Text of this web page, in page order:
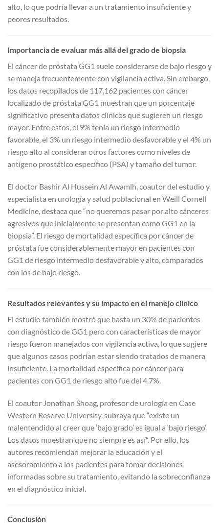
alto, lo que podría llevar a un tratamiento insuficiente y
peores resultados.
Importancia de evaluar más allá del grado de biopsia
El cáncer de próstata GG1 suele considerarse de bajo riesgo y
se maneja frecuentemente con vigilancia activa. Sin embargo,
los datos recopilados de 117,162 pacientes con cáncer
localizado de próstata GG1 muestran que un porcentaje
significativo presenta datos clínicos que sugieren un riesgo
mayor. Entre estos, el 9% tenía un riesgo intermedio
favorable, el 3% un riesgo intermedio desfavorable y el 4% un
riesgo alto al considerar otros factores como niveles de
antígeno prostático específico (PSA) y tamaño del tumor.
El doctor Bashir Al Hussein Al Awamlh, coautor del estudio y
especialista en urología y salud poblacional en Weill Cornell
Medicine, destaca que “no queremos pasar por alto cánceres
agresivos que inicialmente se presentan como GG1 en la
biopsia”. El riesgo de mortalidad específica por cáncer de
próstata fue considerablemente mayor en pacientes con
GG1 de riesgo intermedio desfavorable y alto, comparados
con los de bajo riesgo.
Resultados relevantes y su impacto en el manejo clínico
El estudio también mostró que hasta un 30% de pacientes
con diagnóstico de GG1 pero con características de mayor
riesgo fueron manejados con vigilancia activa, lo que sugiere
que algunos casos podrían estar siendo tratados de manera
insuficiente. La mortalidad específica por cáncer para
pacientes con GG1 de riesgo alto fue del 4.7%.
El coautor Jonathan Shoag, profesor de urología en Case
Western Reserve University, subraya que “existe un
malentendido al creer que ‘bajo grado’ es igual a ‘bajo riesgo’.
Los datos muestran que no siempre es así”. Por ello, los
autores recomiendan mejorar la educación y el
asesoramiento a los pacientes para tomar decisiones
informadas sobre su tratamiento, evitando la sobreconfianza
en el diagnóstico inicial.
Conclusión